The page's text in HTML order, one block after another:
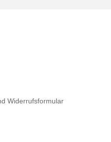
Widerrufsformular